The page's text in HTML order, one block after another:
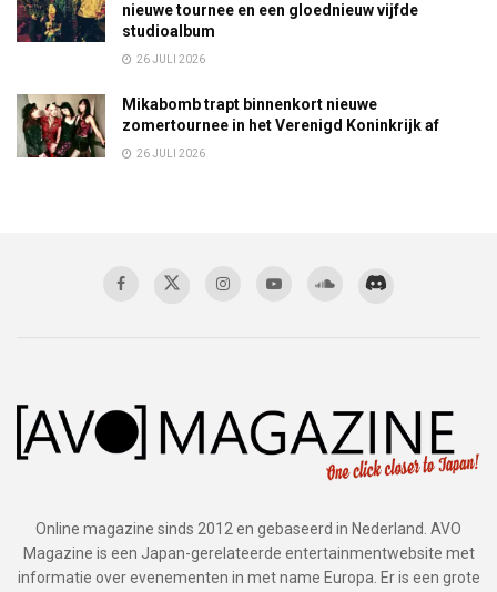
nieuwe tournee en een gloednieuw vijfde
studioalbum
26 JULI 2026
Mikabomb trapt binnenkort nieuwe
zomertournee in het Verenigd Koninkrijk af
26 JULI 2026
Online magazine sinds 2012 en gebaseerd in Nederland. AVO
Magazine is een Japan-gerelateerde entertainmentwebsite met
informatie over evenementen in met name Europa. Er is een grote